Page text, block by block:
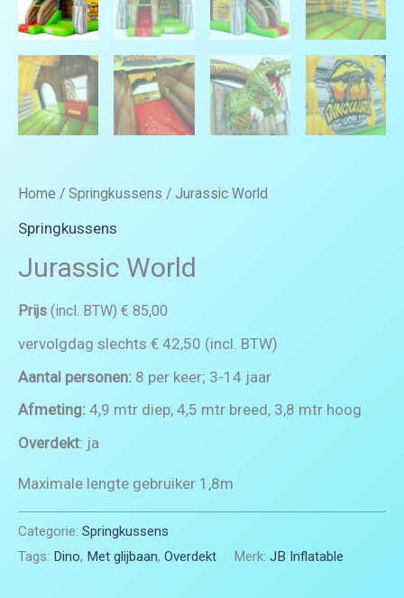
Home / Springkussens / Jurassic World
Springkussens
Jurassic World
Prijs (incl. BTW) € 85,00
vervolgdag slechts € 42,50 (incl. BTW)
Aantal personen: 8 per keer; 3-14 jaar
Afmeting: 4,9 mtr diep, 4,5 mtr breed, 3,8 mtr hoog
Overdekt: ja
Maximale lengte gebruiker 1,8m
Categorie: Springkussens
Tags: Dino, Met glijbaan, Overdekt Merk: JB Inflatable